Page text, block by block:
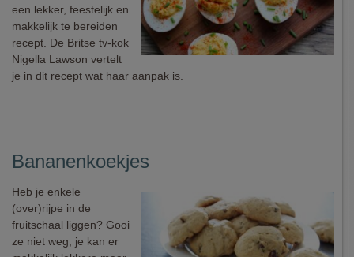
een lekker, feestelijk en
makkelijk te bereiden
recept. De Britse tv-kok
Nigella Lawson vertelt
je in dit recept wat haar aanpak is.
Bananenkoekjes
Heb je enkele
(over)rijpe in de
fruitschaal liggen? Gooi
ze niet weg, je kan er